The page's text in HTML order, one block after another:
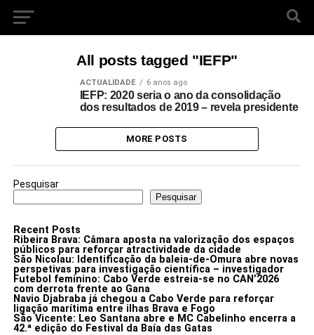
All posts tagged "IEFP"
ACTUALIDADE 6 anos ago
IEFP: 2020 seria o ano da consolidação
dos resultados de 2019 – revela presidente
MORE POSTS
Pesquisar
Pesquisar
Recent Posts
Ribeira Brava: Câmara aposta na valorização dos espaços
públicos para reforçar atractividade da cidade
São Nicolau: Identificação da baleia-de-Omura abre novas
perspetivas para investigação científica – investigador
Futebol feminino: Cabo Verde estreia-se no CAN’2026
com derrota frente ao Gana
Navio Djabraba já chegou a Cabo Verde para reforçar
ligação marítima entre ilhas Brava e Fogo
São Vicente: Leo Santana abre e MC Cabelinho encerra a
42.ª edição do Festival da Baía das Gatas